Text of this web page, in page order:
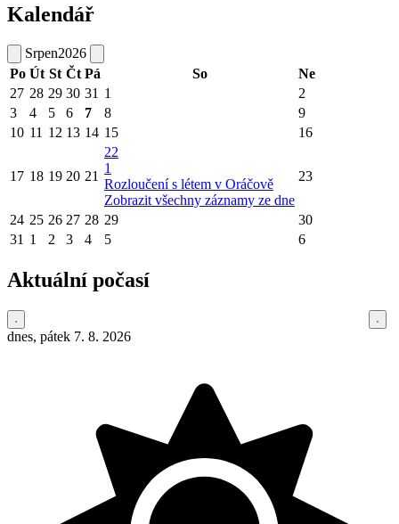
Kalendář
Srpen2026
Po Út St Čt Pá So
Ne
27 28 29 30 31 1
2
3
4 5 6 7 8
9
10 11 12 13 14 15 16
17 18 19 20 21
22
1
Rozloučení s létem v Oráčově
Zobrazit všechny záznamy ze dne
23
24 25 26 27 28 29
30
31 1 2 3 4 5 6
Aktuální počasí
dnes, pátek 7. 8. 2026